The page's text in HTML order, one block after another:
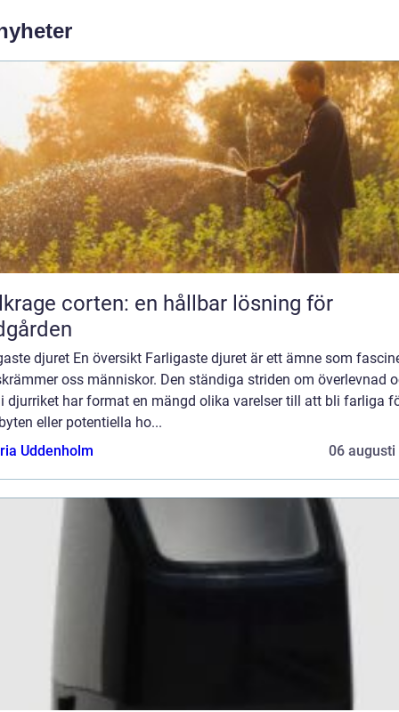
corten: en hållbar lösning för
djuret En översikt Farligaste djuret är ett ämne som
oss människor. Den ständiga striden om överlevnad
djurriket har format en mängd olika varelser till att bli farliga
eller potentiella ho...
Uddenholm
06 augusti